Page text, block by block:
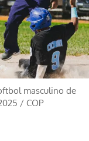
masculino de
/ COP